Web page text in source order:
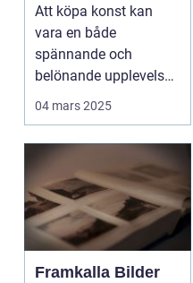
Att köpa konst kan
vara en både
spännande och
belönande upplevelse.
Det handlar...
04 mars 2025
Framkalla Bilder